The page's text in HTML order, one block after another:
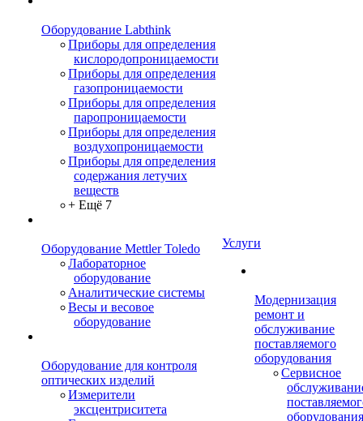
Оборудование Labthink
Приборы для определения
кислородопроницаемости
Приборы для определения
газопроницаемости
Приборы для определения
паропроницаемости
Приборы для определения
воздухопроницаемости
Приборы для определения
содержания летучих
веществ
+ Ещё 7
Оборудование Mettler Toledo
Лабораторное
оборудование
Аналитические системы
Весы и весовое
оборудование
Оборудование для контроля
оптических изделий
Измерители
эксцентриситета
Услуги
Модернизация
ремонт и
обслуживание
поставляемого
оборудования
Сервисное
оборудования